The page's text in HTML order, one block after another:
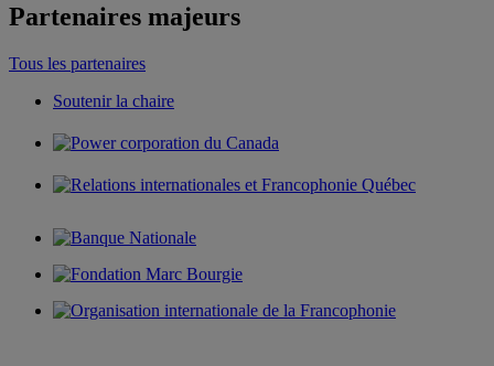
Partenaires majeurs
Tous les partenaires
Soutenir la chaire